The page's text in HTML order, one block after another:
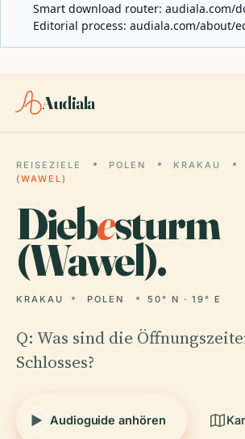
Smart download router: audiala.com/
Editorial process: audiala.com/about/
Audiala
REISEZIELE POLEN KRAKAU
(WAWEL)
Diebesturm
(Wawel).
KRAKAU POLEN 50° N · 19° E
Q: Was sind die
Schlosses?
Audioguide anhören